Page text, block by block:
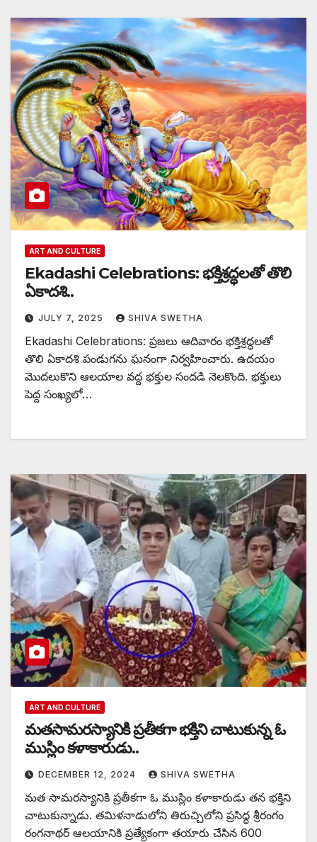
ART AND CULTURE
Ekadashi Celebrations: భక్తిశ్రద్ధలతో తొలి
ఏకాదశి..
JULY 7, 2025 SHIVA SWETHA
Ekadashi Celebrations: ప్రజలు ఆదివారం భక్తిశ్రద్ధలతో
తొలి ఏకాదశి పండుగను ఘనంగా నిర్వహించారు. ఉదయం
మొదలుకొని ఆలయాల వద్ద భక్తుల సందడి నెలకొంది. భక్తులు
పెద్ద సంఖ్యలో…
ART AND CULTURE
మతసామరస్యానికి ప్రతీకగా భక్తిని చాటుకున్న ఓ
ముస్లిం కళాకారుడు..
DECEMBER 12, 2024 SHIVA SWETHA
మత సామరస్యానికి ప్రతీకగా ఓ ముస్లిం కళాకారుడు తన భక్తిని
చాటుకున్నాడు. తమిళనాడులోని తిరుచ్చిలోని ప్రసిద్ధ శ్రీరంగం
రంగనాథర్ ఆలయానికి ప్రత్యేకంగా తయారు చేసిన 600